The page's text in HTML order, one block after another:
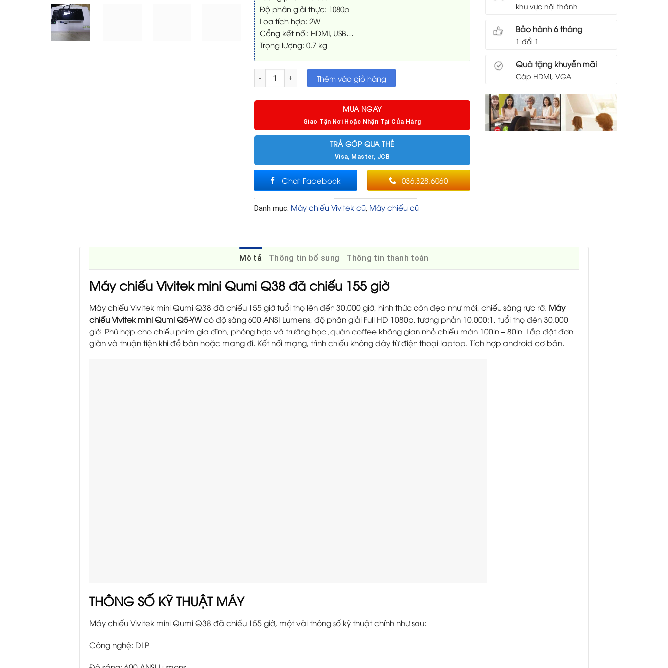
Độ phân giải thực: 1080p
Loa tích hợp: 2W
Cổng kết nối: HDMI, USB…
Trọng lượng: 0.7 kg
Máy chiếu Vivitek mini Qumi Q38 đã chiếu 155 giờ số lượng
Thêm vào giỏ hàng
MUA NGAY
Giao Tận Nơi Hoặc Nhận Tại Cửa Hàng
TRẢ GÓP QUA THẺ
Visa, Master, JCB
Chat Facebook 036.328.6060
Danh mục: Máy chiếu Vivitek cũ, Máy chiếu cũ
khu vực nội thành
Bảo hành 6 tháng
1 đổi 1
Quà tặng khuyễn mãi
Cáp HDMI, VGA
Mô tả Thông tin bổ sung Thông tin thanh toán
Máy chiếu Vivitek mini Qumi Q38 đã chiếu 155 giờ
Máy chiếu Vivitek mini Qumi Q38 đã chiếu 155 giờ tuổi thọ lên đến 30.000 giờ, hình thức còn đẹp như mới, chiếu sáng rực rỡ. Máy
chiếu Vivitek mini Qumi Q5-YWcó độ sáng 600 ANSI Lumens, độ phân giải Full HD 1080p, tương phản 10.000:1, tuổi thọ đèn 30.000
giờ. Phù hợp cho chiếu phim gia đình, phòng hợp và trường học ,quán coffee không gian nhỏ chiếu màn 100in – 80in. Lắp đặt đơn
giản và thuận tiện khi để bàn hoặc mang đi. Kết nối mạng, trình chiếu không dây từ điện thoại laptop. Tích hợp android cơ bản.
THÔNG SỐ KỸ THUẬT MÁY
Máy chiếu Vivitek mini Qumi Q38 đã chiếu 155 giờ, một vài thông số kỹ thuật chính như sau:
Công nghệ: DLP